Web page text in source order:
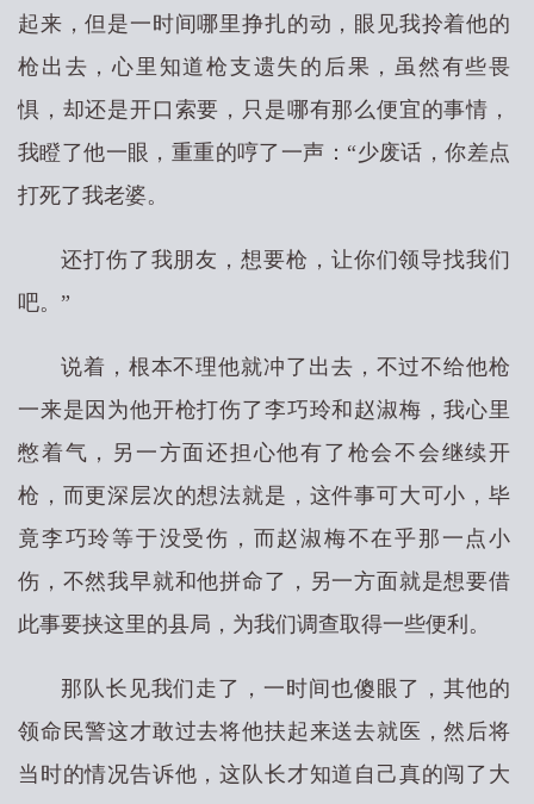
起来，但是一时间哪里挣扎的动，眼见我拎着他的
枪出去，心里知道枪支遗失的后果，虽然有些畏
惧，却还是开口索要，只是哪有那么便宜的事情，
我瞪了他一眼，重重的哼了一声：“少废话，你差点
打死了我老婆。
还打伤了我朋友，想要枪，让你们领导找我们
吧。”
说着，根本不理他就冲了出去，不过不给他枪
一来是因为他开枪打伤了李巧玲和赵淑梅，我心里
憋着气，另一方面还担心他有了枪会不会继续开
枪，而更深层次的想法就是，这件事可大可小，毕
竟李巧玲等于没受伤，而赵淑梅不在乎那一点小
伤，不然我早就和他拼命了，另一方面就是想要借
此事要挟这里的县局，为我们调查取得一些便利。
那队长见我们走了，一时间也傻眼了，其他的
领命民警这才敢过去将他扶起来送去就医，然后将
当时的情况告诉他，这队长才知道自己真的闯了大